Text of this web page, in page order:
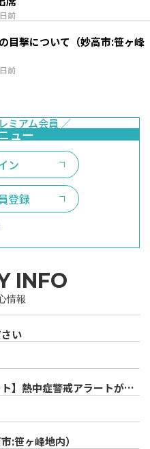
前
前
目撃について（妙高市:笹ヶ峰
ン
登録
INFO
情報
い
】熱中症警戒アラートが発
:笹ヶ峰地内）